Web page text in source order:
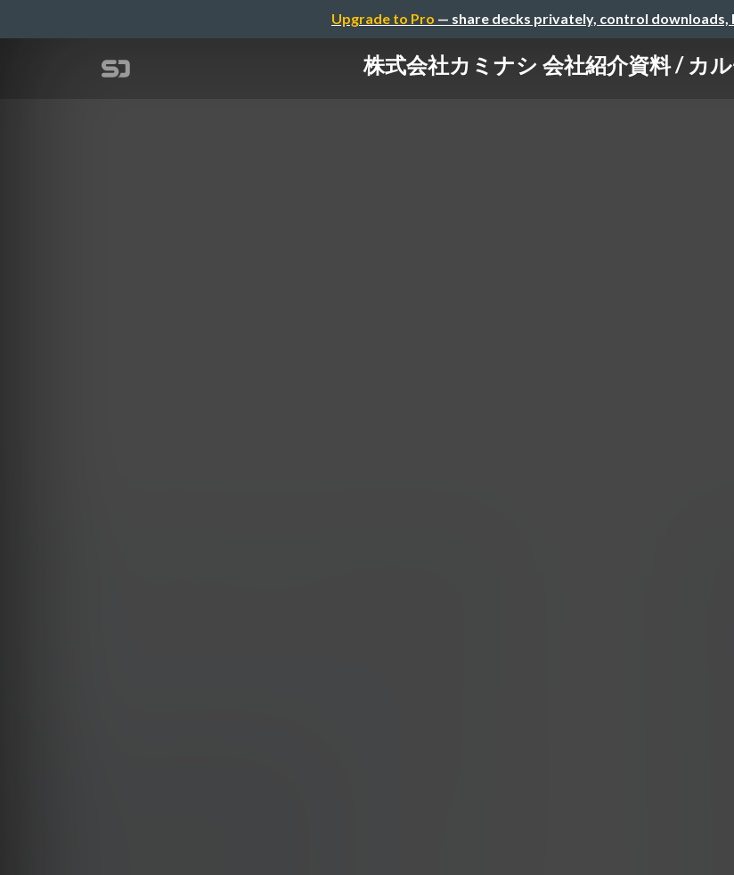
Upgrade to Pro — share decks privately, control downloads,
株式会社カミナシ 会社紹介資料 / カ